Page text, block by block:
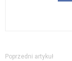
Poprzedni artykuł